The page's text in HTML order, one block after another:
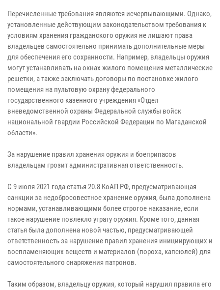
Перечисленные требования являются исчерпывающими. Однако,
установленные действующим законодательством требования к
условиям хранения гражданского оружия не лишают права
владельцев самостоятельно принимать дополнительные меры
для обеспечения его сохранности. Например, владельцы оружия
могут устанавливать на окнах жилого помещения металлические
решетки, а также заключать договоры по постановке жилого
помещения на пультовую охрану федерального
государственного казенного учреждения «Отдел
вневедомственной охраны Федеральной службы войск
национальной гвардии Российской Федерации по Магаданской
области».
За нарушение правил хранения оружия и боеприпасов
владельцам грозит административная ответственность.
С 9 июля 2021 года статья 20.8 КоАП РФ, предусматривающая
санкции за недобросовестное хранение оружия, была дополнена
нормами, устанавливающими более строгое наказание, если
такое нарушение повлекло утрату оружия. Кроме того, данная
статья была дополнена новой частью, предусматривающей
ответственность за нарушение правил хранения инициирующих и
воспламеняющих веществ и материалов (пороха, капсюлей) для
самостоятельного снаряжения патронов.
Таким образом, владельцу оружия, который нарушил правила его